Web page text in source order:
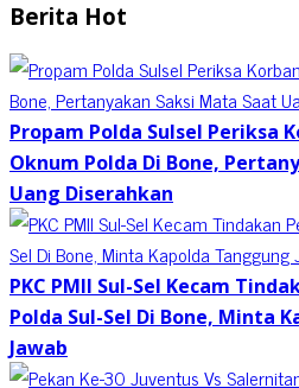
Berita Hot
Propam Polda Sulsel Periksa
Oknum Polda Di Bone,
Uang Diserahkan
PKC PMII Sul-Sel Kecam
Polda Sul-Sel Di Bone, Minta
Jawab